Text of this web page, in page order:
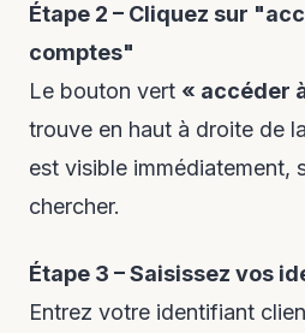
Étape 2 – Cliquez sur
comptes"
Le bouton vert « accéder
trouve en haut à droite de
est visible immédiatement,
chercher.
Étape 3 – Saisissez vos
Entrez votre identifiant